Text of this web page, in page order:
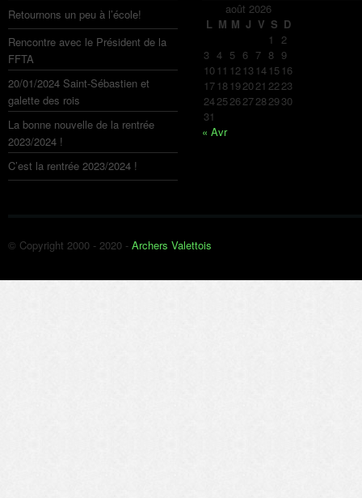
Retournons un peu à l’école!
Rencontre avec le Président de la
FFTA
20/01/2024 Saint-Sébastien et
galette des rois
La bonne nouvelle de la rentrée
2023/2024 !
C’est la rentrée 2023/2024 !
août 2026
L M M J V S D
1 2
3 4 5 6 7 8 9
10 11 12 13 14 15 16
17 18 192021 2223
24252627282930
31
« Avr
© Copyright 2000 - 2020 - Archers Valettois